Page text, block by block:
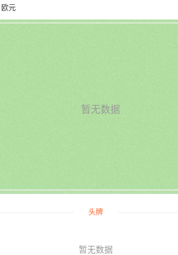
欧元
暂无数据
头牌
暂无数据